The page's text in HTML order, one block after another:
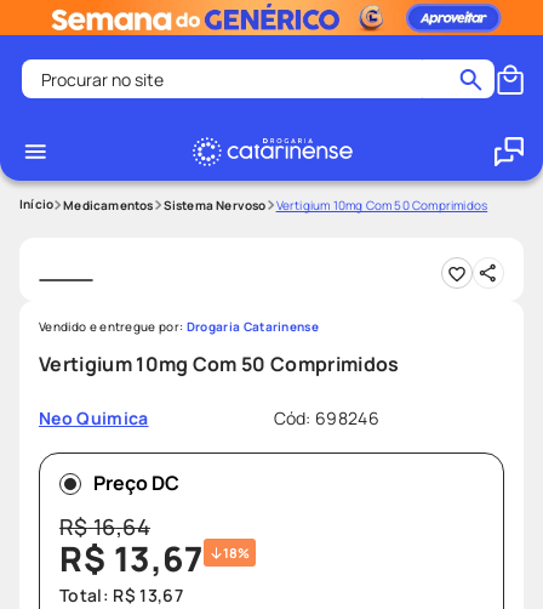
Procurar no site
1
2º
medley
4º
tadalafila
5º
ozivy
6º
lenço umedecido
9
fralda pampers
º teste gravidez
Medicamentos Sistema Nervoso Vertigium 10mg Com 50 Comprimidos
Vertigium 10mg Com 50 Comprimidos
Neo Quimica Cód: 698246
Vendido e entregue por: Drogaria Catarinense
Preço DC
R$16,64
R$ 13,67 18%
Total: R$ 13,67